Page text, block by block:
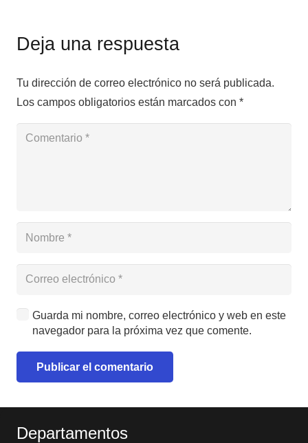
Deja una respuesta
Tu dirección de correo electrónico no será publicada.
Los campos obligatorios están marcados con *
Guarda mi nombre, correo electrónico y web en este
navegador para la próxima vez que comente.
Publicar el comentario
Departamentos